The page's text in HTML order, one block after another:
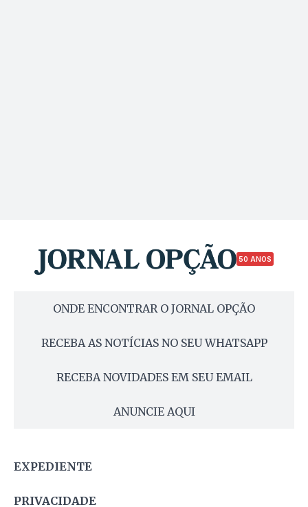
50 ANOS
ONDE ENCONTRAR O JORNAL OPÇÃO
RECEBA AS NOTÍCIAS NO SEU WHATSAPP
RECEBA NOVIDADES EM SEU EMAIL
ANUNCIE AQUI
EXPEDIENTE
PRIVACIDADE